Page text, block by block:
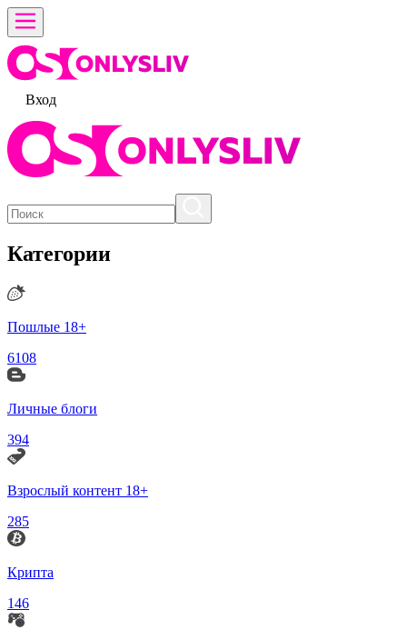
Вход
Категории
Пошлые 18+
6108
Личные блоги
394
Взрослый контент 18+
285
Крипта
146